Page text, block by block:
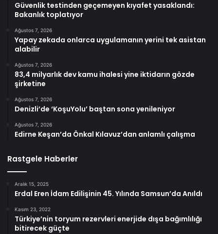
Güvenlik testinden geçemeyen kıyafet yasaklandı:
Bakanlık toplatıyor
Ağustos 7, 2026
Yapay zekada onlarca uygulamanın yerini tek asistan
alabilir
Ağustos 7, 2026
83,4 milyarlık dev kamu ihalesi yine iktidarın gözde
şirketine
Ağustos 7, 2026
Denizli’de ‘KoşuYolu’ baştan sona yenileniyor
Ağustos 7, 2026
Edirne Keşan’da Önkal Kılavuz’dan anlamlı çalışma
Rastgele Haberler
Aralık 15, 2025
Erdal Eren İdam Edilişinin 45. Yılında Samsun’da Anıldı
Kasım 23, 2022
Türkiye’nin toryum rezervleri enerjide dışa bağımlılığı
bitirecek güçte